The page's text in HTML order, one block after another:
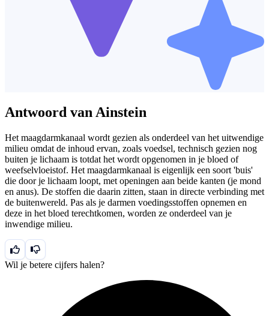
Antwoord van Ainstein
Het maagdarmkanaal wordt gezien als onderdeel van het uitwendige
milieu omdat de inhoud ervan, zoals voedsel, technisch gezien nog
buiten je lichaam is totdat het wordt opgenomen in je bloed of
weefselvloeistof. Het maagdarmkanaal is eigenlijk een soort 'buis'
die door je lichaam loopt, met openingen aan beide kanten (je mond
en anus). De stoffen die daarin zitten, staan in directe verbinding met
de buitenwereld. Pas als je darmen voedingsstoffen opnemen en
deze in het bloed terechtkomen, worden ze onderdeel van je
inwendige milieu.
Wil je betere cijfers halen?